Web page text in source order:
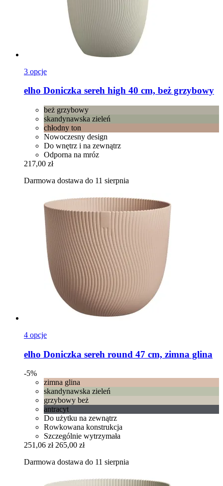
3 opcje
elho Doniczka sereh high 40 cm, beż grzybowy
beż grzybowy
skandynawska zieleń
chłodny ton
Nowoczesny design
Do wnętrz i na zewnątrz
Odporna na mróz
217,00 zł
Darmowa dostawa do 11 sierpnia
4 opcje
elho Doniczka sereh round 47 cm, zimna glina
-5%
zimna glina
skandynawska zieleń
grzybowy beż
antracyt
Do użytku na zewnątrz
Rowkowana konstrukcja
Szczególnie wytrzymała
251,06 zł 265,00 zł
Darmowa dostawa do 11 sierpnia